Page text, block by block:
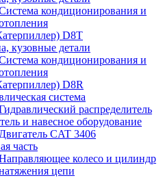
кондиционирования и
D8T
кузовные детали
кондиционирования и
D8R
система
распределитель
и навесное оборудование
Двигатель CAT 3406
часть
колесо и цилиндр
цепи